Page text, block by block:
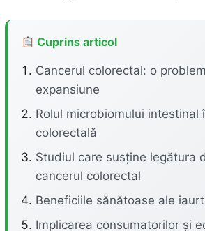
Cuprins articol
Cancerul colorectal: o
expansiune
Rolul microbiomului intestinal
colorectală
Studiul care susține legătura
cancerul colorectal
Beneficiile sănătoase ale
Implicarea consumatorilor și